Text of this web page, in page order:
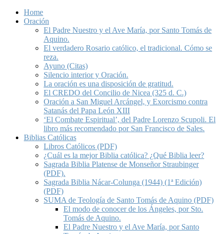
Home
Oración
El Padre Nuestro y el Ave María, por Santo Tomás de
Aquino.
El verdadero Rosario católico, el tradicional. Cómo se
reza.
Ayuno (Citas)
Silencio interior y Oración.
La oración es una disposición de gratitud.
El CREDO del Concilio de Nicea (325 d. C.)
Oración a San Miguel Arcángel, y Exorcismo contra
Satanás del Papa León XIII
‘El Combate Espiritual’, del Padre Lorenzo Scupoli. El
libro más recomendado por San Francisco de Sales.
Biblias Católicas
Libros Católicos (PDF)
¿Cuál es la mejor Biblia católica? ¿Qué Biblia leer?
Sagrada Biblia Platense de Monseñor Straubinger
(PDF).
Sagrada Biblia Nácar-Colunga (1944) (1ª Edición)
(PDF)
SUMA de Teología de Santo Tomás de Aquino (PDF)
El modo de conocer de los Ángeles, por Sto.
Tomás de Aquino.
El Padre Nuestro y el Ave María, por Santo